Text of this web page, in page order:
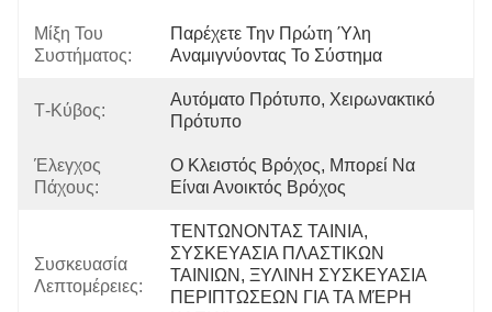
Μίξη Του
Συστήματος:
Παρέχετε Την Πρώτη Ύλη
Αναμιγνύοντας Το Σύστημα
Τ-Κύβος:
Αυτόματο Πρότυπο, Χειρωνακτικό
Πρότυπο
Έλεγχος
Πάχους:
Ο Κλειστός Βρόχος, Μπορεί Να
Είναι Ανοικτός Βρόχος
Συσκευασία
Λεπτομέρειες:
ΤΕΝΤΩΝΟΝΤΑΣ ΤΑΙΝΙΑ,
ΣΥΣΚΕΥΑΣΙΑ ΠΛΑΣΤΙΚΩΝ
ΤΑΙΝΙΩΝ, ΞΥΛΙΝΗ ΣΥΣΚΕΥΑΣΙΑ
ΠΕΡΙΠΤΩΣΕΩΝ ΓΙΑ ΤΑ ΜΈΡΗ